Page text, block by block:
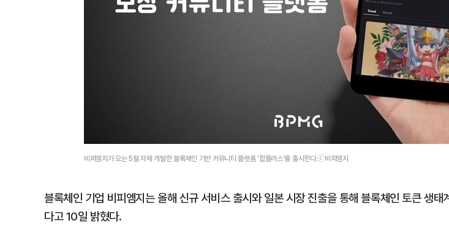
비피엠지가 오는 5월 자체 개발한 블록체인 기반 커뮤니티 플랫폼 '팝플러스'를 출시한다.ⓒ비피엠지
블록체인 기업 비피엠지는 올해 신규 서비스 출시와 일본 시장 진출을 통해 블록체인 토큰 생태
다고 10일 밝혔다.
5